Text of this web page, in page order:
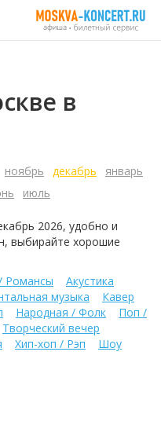
в
ноябрь декабрь
январь
июль
2026, удобно и
выбирайте хорошие
Романсы
Акустика
музыка
Кавер
Народная / Фолк
Поп /
Творческий вечер
Хип-хоп / Рэп Шоу